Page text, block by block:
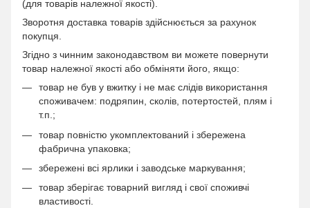
(для товарів належної якості).
Зворотня доставка товарів здійснюється за рахунок
покупця.
Згідно з чинним законодавством ви можете повернути
товар належної якості або обміняти його, якщо:
товар не був у вжитку і не має слідів використання
споживачем: подряпин, сколів, потертостей, плям і
т.п.;
товар повністю укомплектований і збережена
фабрична упаковка;
збережені всі ярлики і заводське маркування;
товар зберігає товарний вигляд і свої споживчі
властивості.